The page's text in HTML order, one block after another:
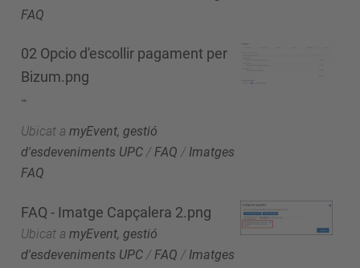
FAQ
02 Opcio d'escollir pagament per
Bizum.png
""
Ubicat a myEvent, gestió
d'esdeveniments UPC /FAQ / Imatges
FAQ
FAQ - Imatge Capçalera 2.png
Ubicat a myEvent, gestió
d'esdeveniments UPC / FAQ / Imatges